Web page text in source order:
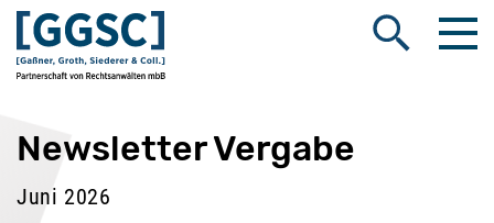
Suche öffnen
Newsletter Vergabe
Juni 2026